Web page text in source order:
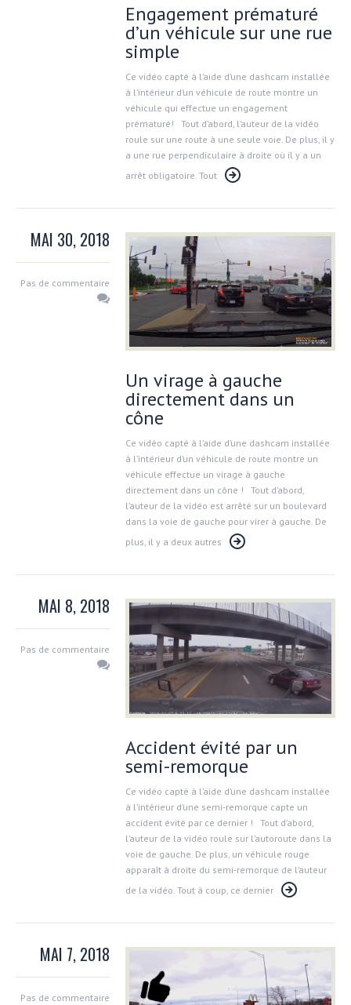
Engagement prématuré
d’un véhicule sur une rue
simple
Ce vidéo capté à l’aide d’une dashcam installée
à l’intérieur d’un véhicule de route montre un
véhicule qui effectue un engagement
prématuré! Tout d’abord, l’auteur de la vidéo
roule sur une route à une seule voie. De plus, il y
a une rue perpendiculaire à droite où il y a un
arrêt obligatoire. Tout
MAI 30, 2018
Pas de commentaire
Un virage à gauche
directement dans un
cône
Ce vidéo capté à l’aide d’une dashcam installée
à l’intérieur d’un véhicule de route montre un
véhicule effectue un virage à gauche
directement dans un cône ! Tout d’abord,
l’auteur de la vidéo est arrêté sur un boulevard
dans la voie de gauche pour virer à gauche. De
plus, il y a deux autres
MAI 8, 2018
Pas de commentaire
Accident évité par un
semi-remorque
Ce vidéo capté à l’aide d’une dashcam installée
à l’intérieur d’une semi-remorque capte un
accident évité par ce dernier ! Tout d’abord,
l’auteur de la vidéo roule sur l’autoroute dans la
voie de gauche. De plus, un véhicule rouge
apparaît à droite du semi-remorque de l’auteur
de la vidéo. Tout à coup, ce dernier
MAI 7, 2018
Pas de commentaire